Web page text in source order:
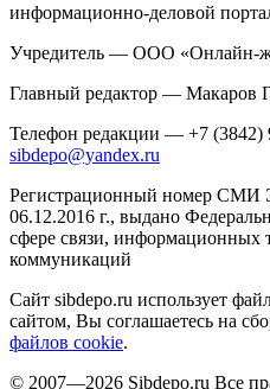
информационно-деловой
Учредитель — ООО «Онлайн-
Главный редактор — Макаров
Телефон редакции — +7
sibdepo@yandex.ru
Регистрационный номер
06.12.2016 г., выдано
сфере связи, информационных
коммуникаций
Сайт sibdepo.ru использует
сайтом, Вы соглашаетесь на
файлов cookie.
© 2007—2026 Sibdepo.ru Все